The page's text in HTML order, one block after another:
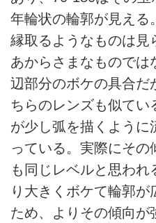
年輪状の輪郭が見える
縁取るようなものは見
あからさまなものでは
辺部分のボケの具合だ
ちらのレンズも似て
が少し弧を描くように
っている。実際にそ
も同じレベルと思われ
り大きくボケて輪郭
ため、よりその傾向が